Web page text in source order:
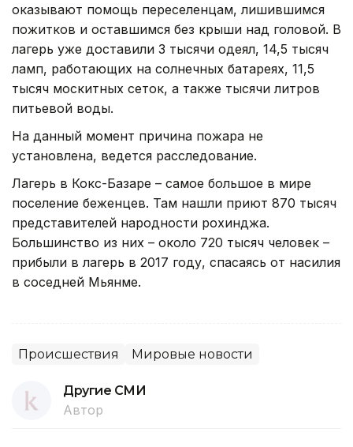
оказывают помощь переселенцам, лишившимся
пожитков и оставшимся без крыши над головой. В
лагерь уже доставили 3 тысячи одеял, 14,5 тысяч
ламп, работающих на солнечных батареях, 11,5
тысяч москитных сеток, а также тысячи литров
питьевой воды.
На данный момент причина пожара не
установлена, ведется расследование.
Лагерь в Кокс-Базаре – самое большое в мире
поселение беженцев. Там нашли приют 870 тысяч
представителей народности рохинджа.
Большинство из них – около 720 тысяч человек –
прибыли в лагерь в 2017 году, спасаясь от насилия
в соседней Мьянме.
Происшествия Мировые новости
Другие СМИ
Автор